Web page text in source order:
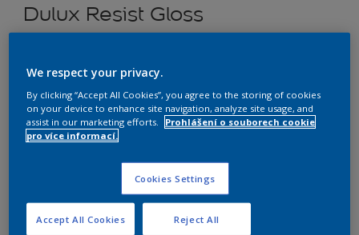
Dulux Resist Gloss
U6.09.58
Změnit odstín
2,5 L
Množství Kalkulačka pro výpočet barvy
We respect your privacy.
By clicking “Accept All Cookies”, you agree to the storing of cookies
on your device to enhance site navigation, analyze site usage, and
assist in our marketing efforts.
Prohlášení o souborech cookie
pro více informací.
Cookies Settings
Reject All
Accept All Cookies